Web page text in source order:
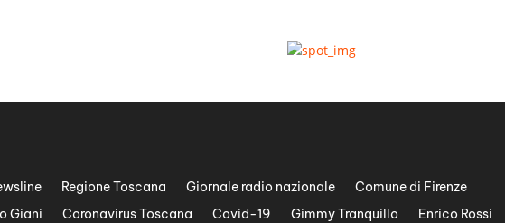
Regione Toscana Giornale radio nazionale
Comune di Firenze
Giani Coronavirus Toscana Covid-19 Gimmy Tranquillo
Enrico Rossi